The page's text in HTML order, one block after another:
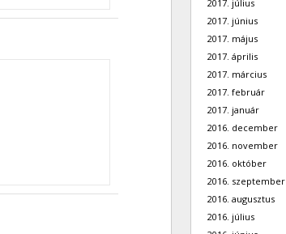
2017. július
2017. június
2017. május
2017. április
2017. március
2017. február
2017. január
2016. december
2016. november
2016. október
2016. szeptember
2016. augusztus
2016. július